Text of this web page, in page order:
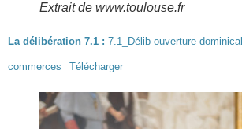
Extrait de www.toulouse.fr
La délibération 7.1 : 7.1_Délib ouverture
commerces Télécharger